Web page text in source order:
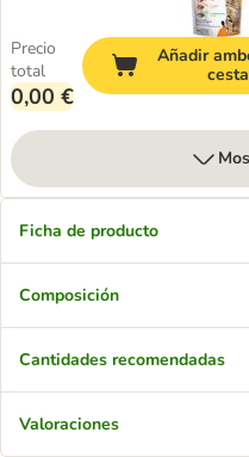
Precio
total
0,00 €
Añadir
cesta
Ficha de producto
Composición
Cantidades recomendadas
Valoraciones